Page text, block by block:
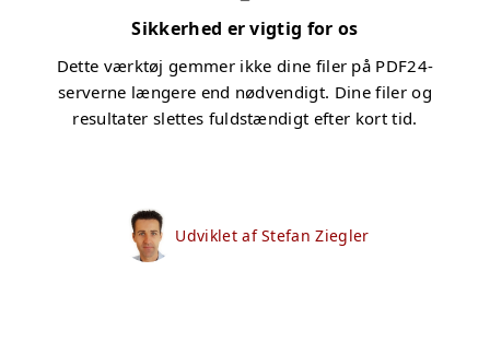
Sikkerhed er vigtig for os
Dette værktøj gemmer ikke dine filer på PDF24-
serverne længere end nødvendigt. Dine filer og
resultater slettes fuldstændigt efter kort tid.
Udviklet af Stefan Ziegler